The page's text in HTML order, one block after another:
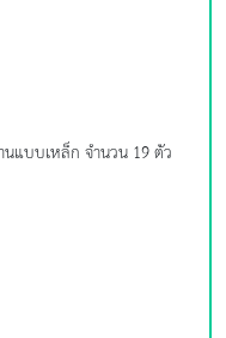
นแบบเหล็ก จำนวน 19 ตัว